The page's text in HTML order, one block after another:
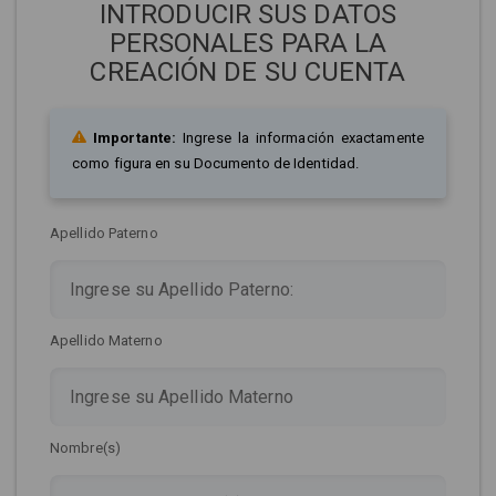
INTRODUCIR SUS DATOS
PERSONALES PARA LA
CREACIÓN DE SU CUENTA
Importante: Ingrese la información exactamente
como figura en su Documento de Identidad.
Apellido Paterno
Apellido Materno
Nombre(s)